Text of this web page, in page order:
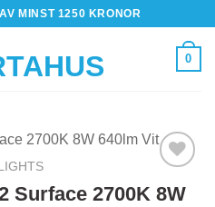
MINST 1250 KRONOR
0
Surface 2700K 8W